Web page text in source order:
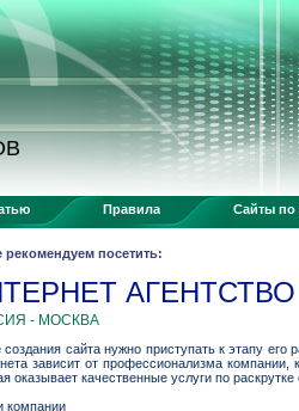
Правила Сайты по
рекомендуем посетить:
АГЕНТСТВО
- МОСКВА
сайта нужно приступать к этапу его
зависит от профессионализма
оказывает качественные услуги по
компании